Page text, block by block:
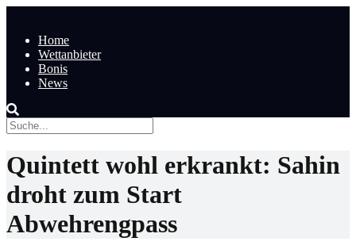
Home
Wettanbieter
Bonis
News
Quintett wohl erkrankt: Sahin
droht zum Start
Abwehrengpass